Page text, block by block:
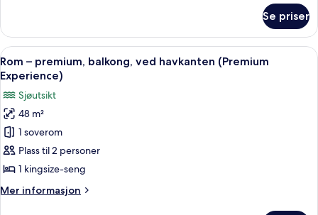
–
junior,
balkong,
sjøutsikt
(Joy)
Se priser
Åpne
alle
bildene
av
Rom
–
premium,
balkong,
ved
havkanten
Rom – premium, balkong, ved
6
Rom – premium, balkong, ved havkanten (Premium
Experience)
Sjøutsikt
48 m²
1 soverom
Plass til 2 personer
1 kingsize-seng
Mer informasjon
Mer